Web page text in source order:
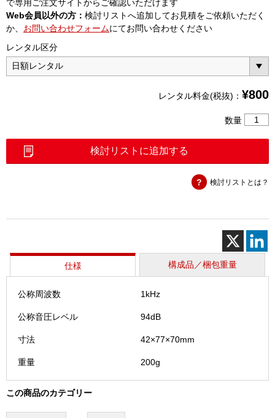
で専用ご注文サイトからご確認いただけます
Web会員以外の方： 検討リストへ追加してお見積をご依頼いただく
か、 お問い合わせフォームにてお問い合わせください
レンタル区分
レンタル料金(税抜)： ¥800
数量
（NC-
検討リストに追加する
検討リストとは？
仕様 構成品／梱包重量
公称周波数 1kHz
公称音圧レベル 94dB
寸法 42×77×70mm
重量 200g
この商品のカテゴリー